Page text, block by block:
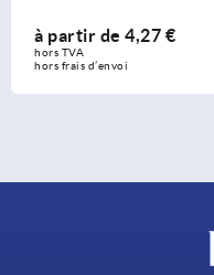
à partir de 4,27 €
hors TVA
hors frais d’envoi